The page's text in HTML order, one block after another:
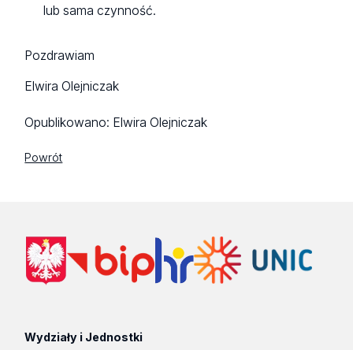
lub sama czynność.
Pozdrawiam
Elwira Olejniczak
Opublikowano: Elwira Olejniczak
Powrót
Wydziały i Jednostki